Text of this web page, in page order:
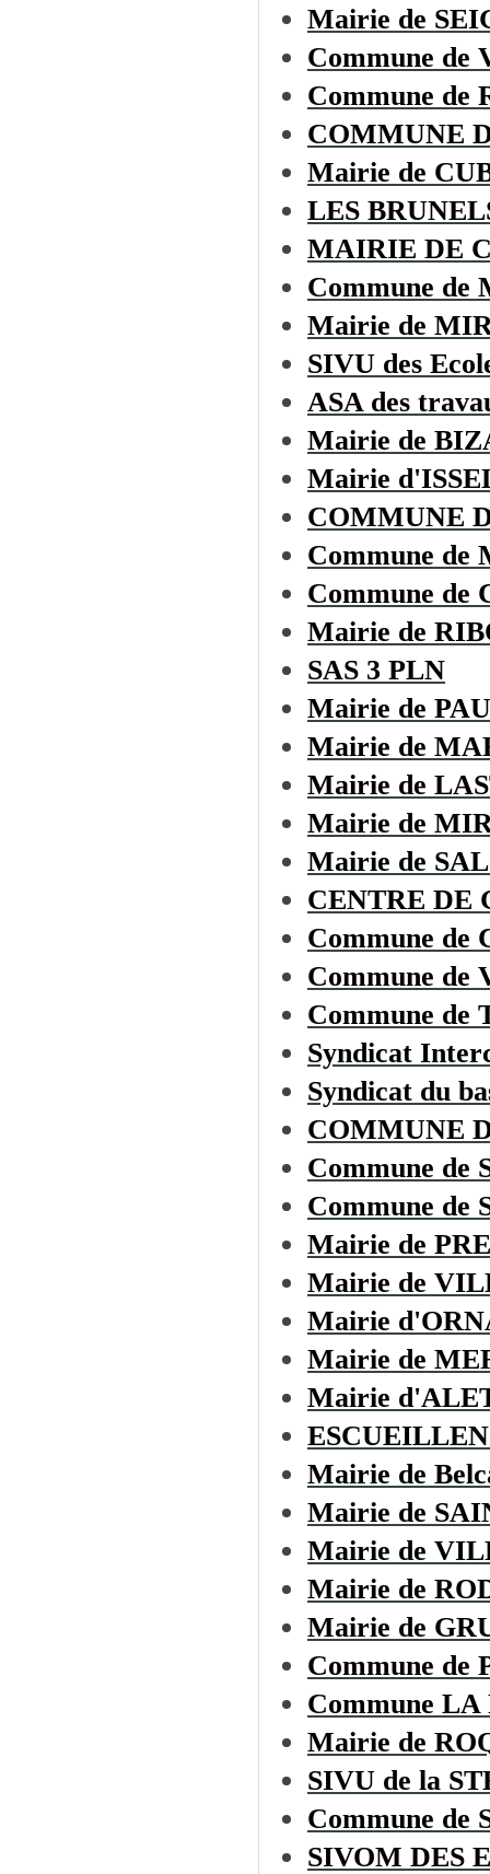
Mairie de
Commune
Commune de
COMMUNE
Mairie de
LES
MAIRIE DE
Commune de
Mairie de
SIVU des
ASA des
Mairie de
Mairie
COMMUNE
Commune de
Commune de
Mairie de
SAS 3 PLN
Mairie de
Mairie de
Mairie de
Mairie de
Mairie de
CENTRE DE
Commune de
Commune de
Commune de
Syndicat
Syndicat du
COMMUNE
Commune de
Commune de
Mairie de
Mairie de
Mairie
Mairie de
Mairie
Mairie de
Mairie de
Mairie de
Mairie de
Mairie de
Commune de
Commune
Mairie de
SIVU de la
Commune de
SIVOM DES